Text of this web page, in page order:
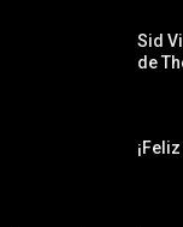
Sid
de